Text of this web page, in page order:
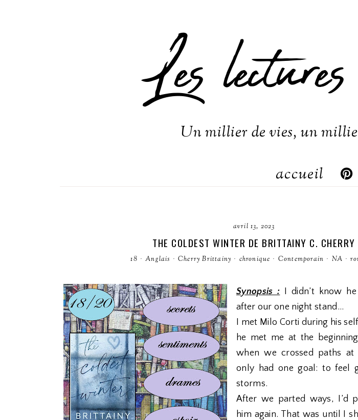
Les
Un millier de vies, un
accueil
avril 13, 2023
THE COLDEST WINTER DE BRITTAINY C. CHERRY
18 · Anglais · Cherry Brittainy · chronique · Contemporain · NA ·
Synopsis : I didn’t know
after our one night stand…
I met Milo Corti during his
he met me at the
when we crossed paths
only had one goal: to feel
storms.
After we parted ways, I’d
him again. That was until I